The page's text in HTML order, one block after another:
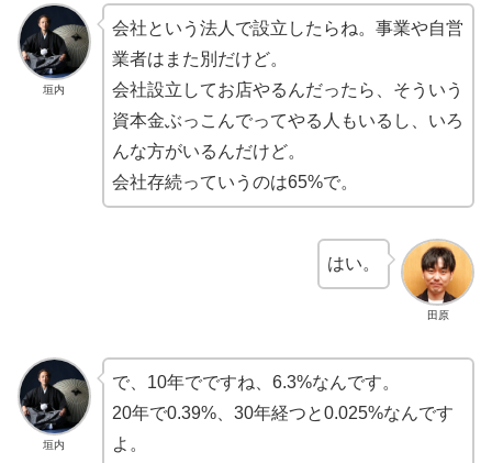
垣内
会社という法人で設立したらね。事業や自営
業者はまた別だけど。
会社設立してお店やるんだったら、そういう
資本金ぶっこんでってやる人もいるし、いろ
んな方がいるんだけど。
会社存続っていうのは65%で。
田原
はい。
垣内
で、10年でですね、6.3%なんです。
20年で0.39%、30年経つと0.025%なんです
よ。